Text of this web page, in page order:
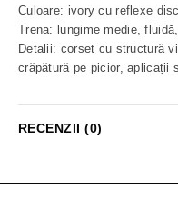
Culoare: ivory cu reflexe
Trena: lungime medie,
Detalii: corset cu structură
crăpătură pe picior, aplicații
RECENZII (0)